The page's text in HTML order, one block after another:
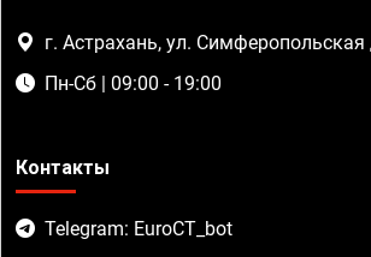
г. Астрахань, ул.
Пн-Сб | 09:00 - 19:00
Контакты
Telegram: EuroCT_bot